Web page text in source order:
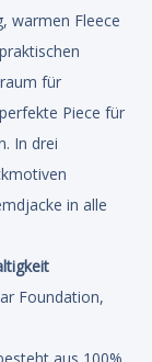
warmen Fleece
für
Piece für
In drei
in alle
Foundation,